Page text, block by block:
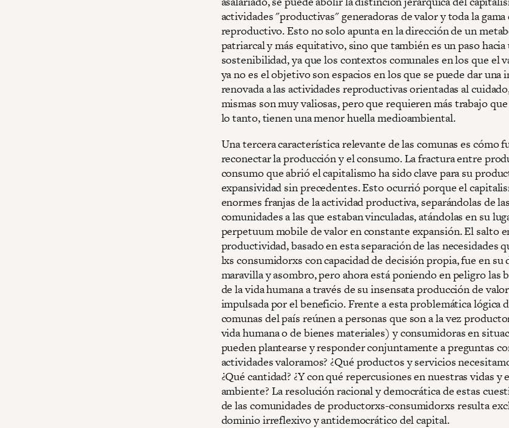
actividades "productivas" generadoras de valor y toda la
reproductivo. Esto no solo apunta en la dirección de un
patriarcal y más equitativo, sino que también es un paso hacia
sostenibilidad, ya que los contextos comunales en los que el
ya no es el objetivo son espacios en los que se puede dar una
renovada a las actividades reproductivas orientadas al
mismas son muy valiosas, pero que requieren más trabajo
lo tanto, tienen una menor huella medioambiental.
Una tercera característica relevante de las comunas es cómo
reconectar la producción y el consumo. La fractura entre
consumo que abrió el capitalismo ha sido clave para su
expansividad sin precedentes. Esto ocurrió porque el
enormes franjas de la actividad productiva, separándolas de
comunidades a las que estaban vinculadas, atándolas en su
perpetuum mobile de valor en constante expansión. El salto
productividad, basado en esta separación de las necesidades
lxs consumidorxs con capacidad de decisión propia, fue en su
maravilla y asombro, pero ahora está poniendo en peligro las
de la vida humana a través de su insensata producción de
impulsada por el beneficio. Frente a esta problemática lógica
comunas del país reúnen a personas que son a la vez
vida humana o de bienes materiales) y consumidoras en
pueden plantearse y responder conjuntamente a preguntas
actividades valoramos? ¿Qué productos y servicios
¿Qué cantidad? ¿Y con qué repercusiones en nuestras vidas y
ambiente? La resolución racional y democrática de estas
de las comunidades de productorxs-consumidorxs resulta
dominio irreflexivo y antidemocrático del capital.